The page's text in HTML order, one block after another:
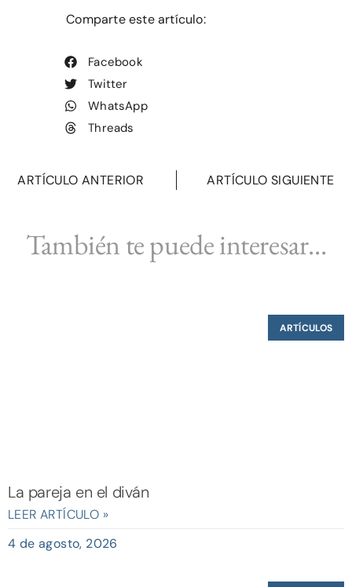
Comparte este artículo:
Facebook
Twitter
WhatsApp
Threads
ARTÍCULO ANTERIOR ARTÍCULO SIGUIENTE
También te puede interesar...
ARTÍCULOS
La pareja en el diván
LEER ARTÍCULO »
4 de agosto, 2026